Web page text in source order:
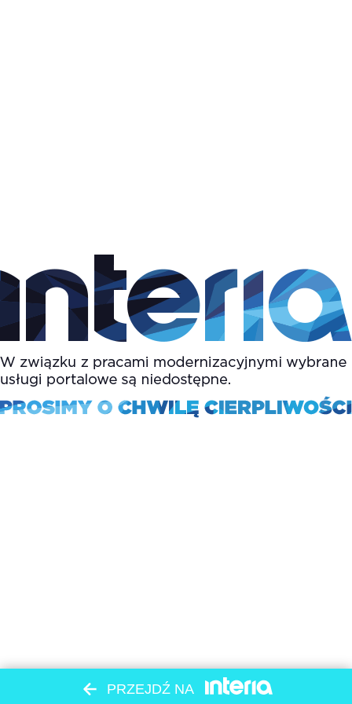
PRZEJDŹ NA